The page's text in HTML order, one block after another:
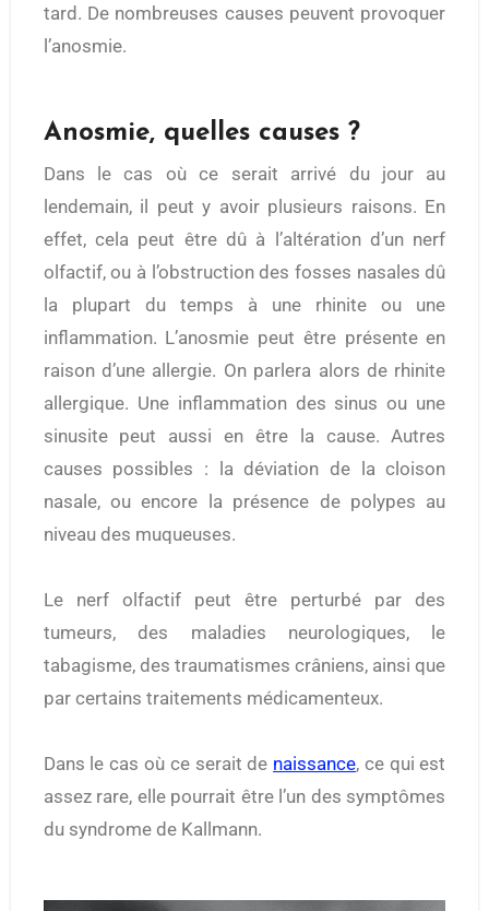
tard. De nombreuses causes peuvent provoquer
l’anosmie.
Anosmie, quelles causes ?
Dans le cas où ce serait arrivé du jour au
lendemain, il peut y avoir plusieurs raisons. En
effet, cela peut être dû à l’altération d’un nerf
olfactif, ou à l’obstruction des fosses nasales dû
la plupart du temps à une rhinite ou une
inflammation. L’anosmie peut être présente en
raison d’une allergie. On parlera alors de rhinite
allergique. Une inflammation des sinus ou une
sinusite peut aussi en être la cause. Autres
causes possibles : la déviation de la cloison
nasale, ou encore la présence de polypes au
niveau des muqueuses.
Le nerf olfactif peut être perturbé par des
tumeurs, des maladies neurologiques, le
tabagisme, des traumatismes crâniens, ainsi que
par certains traitements médicamenteux.
Dans le cas où ce serait de naissance, ce qui est
assez rare, elle pourrait être l’un des symptômes
du syndrome de Kallmann.